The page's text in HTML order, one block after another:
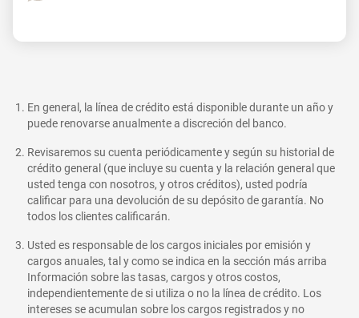
En general, la línea de crédito está disponible durante un año y
puede renovarse anualmente a discreción del banco.
Revisaremos su cuenta periódicamente y según su historial de
crédito general (que incluye su cuenta y la relación general que
usted tenga con nosotros, y otros créditos), usted podría
calificar para una devolución de su depósito de garantía. No
todos los clientes calificarán.
Usted es responsable de los cargos iniciales por emisión y
cargos anuales, tal y como se indica en la sección más arriba
Información sobre las tasas, cargos y otros costos,
independientemente de si utiliza o no la línea de crédito. Los
intereses se acumulan sobre los cargos registrados y no